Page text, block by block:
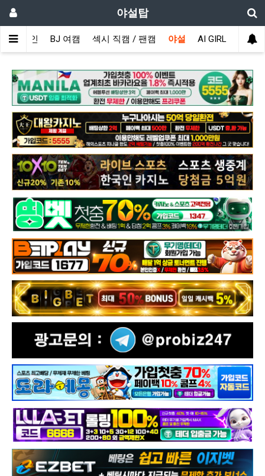
야설탑
메인 BJ 여캠 섹시 직캠 / 팬캠 야설 AI GIRL